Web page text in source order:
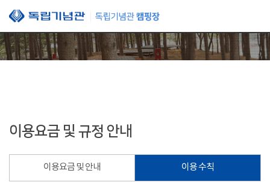
본문 바로가기
이용요금 및 규정 안내
이용요금 및 안내 이용 수칙